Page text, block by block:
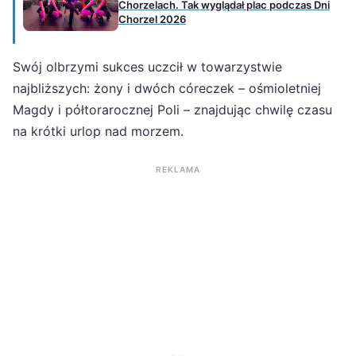
Chorzelach. Tak wyglądał plac podczas Dni
Chorzel 2026
Swój olbrzymi sukces uczcił w towarzystwie
najbliższych: żony i dwóch córeczek – ośmioletniej
Magdy i półtorarocznej Poli – znajdując chwilę czasu
na krótki urlop nad morzem.
REKLAMA